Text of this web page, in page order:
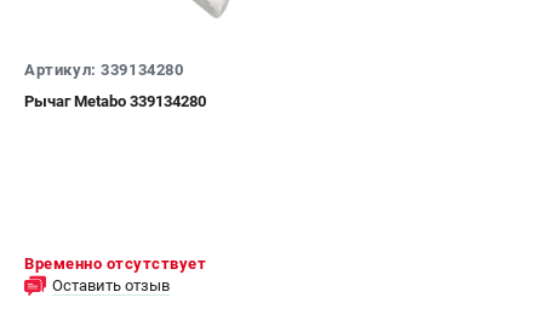
Артикул: 339134280
Рычаг Metabo 339134280
Временно отсутствует
Оставить отзыв